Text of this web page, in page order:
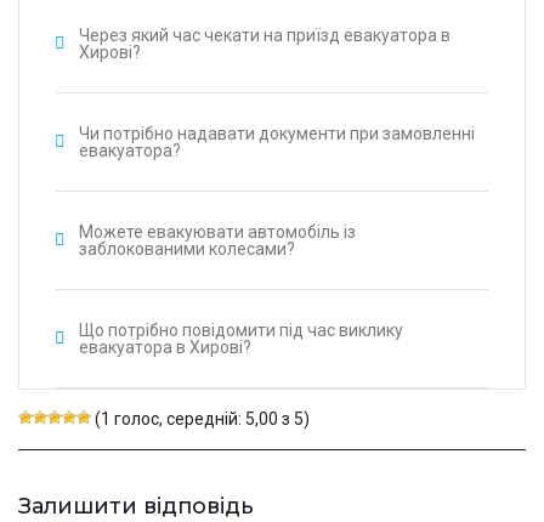
Через який час чекати на приїзд евакуатора в
Хирові?
Чи потрібно надавати документи при замовленні
евакуатора?
Можете евакуювати автомобіль із
заблокованими колесами?
Що потрібно повідомити під час виклику
евакуатора в Хирові?
(1 голос, середній: 5,00 з 5)
Залишити відповідь